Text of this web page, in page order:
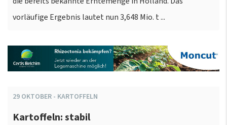
vorläufige Ergebnis lautet nun 3,648 Mio. t ...
29 OKTOBER - KARTOFFELN
Kartoffeln: stabil